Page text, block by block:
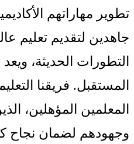
تطوير مهاراتهم
جاهدين لتقديم تعليم
التطورات الحديثة، ويعد
المستقبل. فريقنا
المعلمين المؤهلين،
وجهودهم لضمان نجاح